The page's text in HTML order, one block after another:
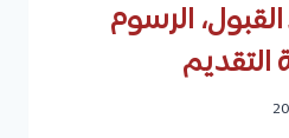
الرسوم
التقديم